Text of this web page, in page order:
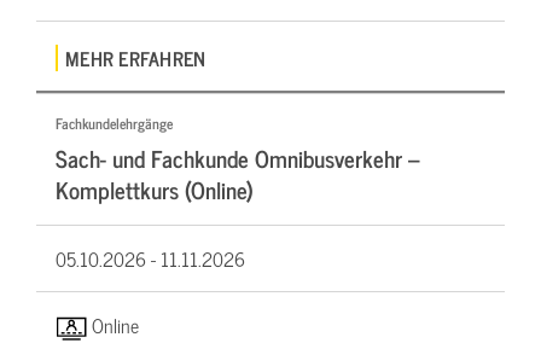
MEHR ERFAHREN
Fachkundelehrgänge
Sach- und Fachkunde Omnibusverkehr –
Komplettkurs (Online)
05.10.2026 -11.11.2026
Online